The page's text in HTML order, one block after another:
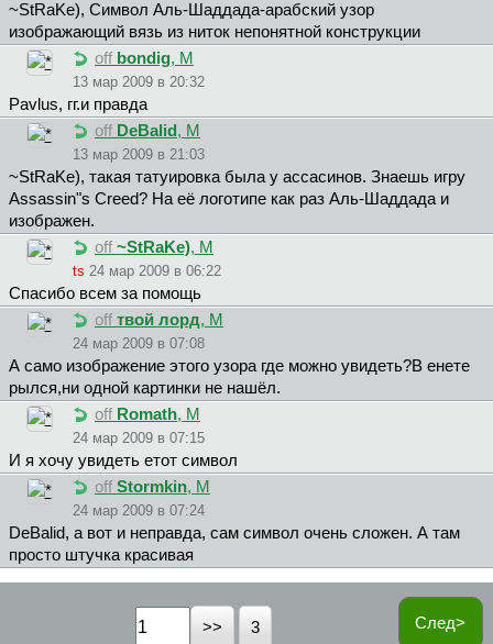
~StRaKe), Символ Аль-Шаддада-арабский узор
изображающий вязь из ниток непонятной конструкции
off bondig, М
13 мар 2009 в 20:32
Pavlus, гг.и правда
off DeBalid , М
13 мар 2009 в 21:03
~StRaKe), такая татуировка была у ассасинов. Знаешь игру
Assassin"s Creed? На её логотипе как раз Аль-Шаддада и
изображен.
off ~StRaKe), М
ts 24 мар 2009 в 06:22
Спасибо всем за помощь
off твoй лopд, М
24 мар 2009 в 07:08
А само изображение этого узора где можно увидеть?В енете
рылся,ни одной картинки не нашёл.
off Romath, М
24 мар 2009 в 07:15
И я хочу увидеть етот символ
off Stormkin, М
24 мар 2009 в 07:24
DeBalid, а вот и неправда, сам символ очень сложен. А там
просто штучка красивая
След>
3